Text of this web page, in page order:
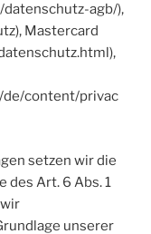
agb/),
Mastercard
de/content/privac
setzen wir die
des Art. 6 Abs. 1
unserer